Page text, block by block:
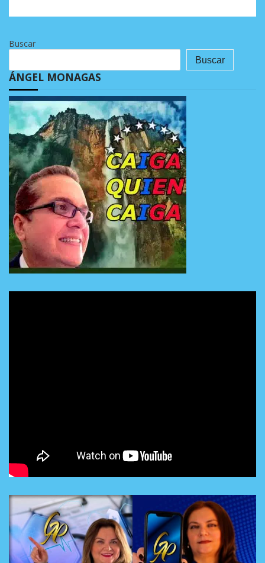
Buscar
Buscar
ÁNGEL MONAGAS